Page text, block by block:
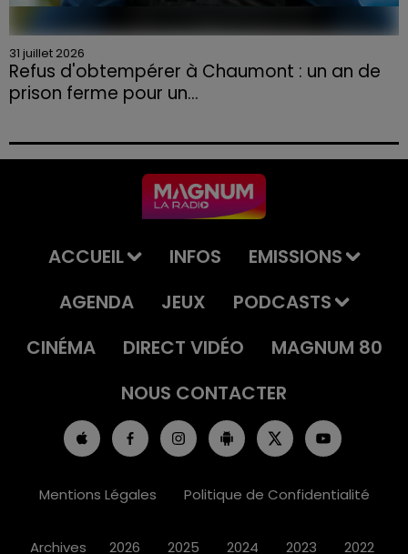
31 juillet 2026
Refus d'obtempérer à Chaumont : un an de
prison ferme pour un...
permis et la confiscation de son véhicule.
ACCUEIL INFOS
EMISSIONS
AGENDA
JEUX
PODCASTS
CINÉMA
DIRECT VIDÉO
MAGNUM 80
NOUS CONTACTER
Mentions Légales Politique de Confidentialité
Archives 2026 2025 2024 2023 2022